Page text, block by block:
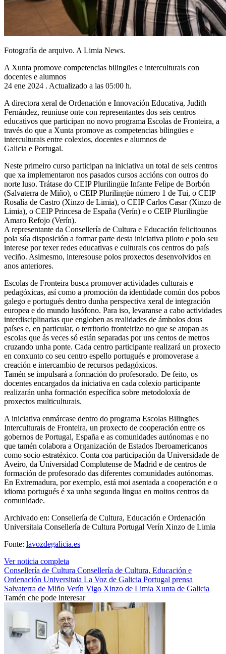
Fotografía de arquivo. A Limia News.
A Xunta promove competencias bilingües e interculturais con
docentes e alumnos
24 ene 2024 . Actualizado a las 05:00 h.
A directora xeral de Ordenación e Innovación Educativa, Judith
Fernández, reuniuse onte con representantes dos seis centros
educativos que participan no novo programa Escolas de Fronteira, a
través do que a Xunta promove as competencias bilingües e
interculturais entre colexios, docentes e alumnos de
Galicia e Portugal.
Neste primeiro curso participan na iniciativa un total de seis centros
que xa implementaron nos pasados cursos accións con outros do
norte luso. Trátase do CEIP Plurilingüe Infante Felipe de Borbón
(Salvaterra de Miño), o CEIP Plurilingüe número 1 de Tui, o CEIP
Rosalía de Castro (Xinzo de Limia), o CEIP Carlos Casar (Xinzo de
Limia), o CEIP Princesa de España (Verín) e o CEIP Plurilingüe
Amaro Refojo (Verín).
A representante da Consellería de Cultura e Educación felicitounos
pola súa disposición a formar parte desta iniciativa piloto e polo seu
interese por texer redes educativas e culturais cos centros do país
veciño. Asimesmo, interesouse polos proxectos desenvolvidos en
anos anteriores.
Escolas de Fronteira busca promover actividades culturais e
pedagóxicas, así como a promoción da identidade común dos pobos
galego e portugués dentro dunha perspectiva xeral de integración
europea e do mundo lusófono. Para iso, levaranse a cabo actividades
interdisciplinarias que engloben as realidades de ámbolos dous
países e, en particular, o territorio fronteirizo no que se atopan as
escolas que ás veces só están separadas por uns centos de metros
cruzando unha ponte. Cada centro participante realizará un proxecto
en conxunto co seu centro espello portugués e promoverase a
creación e intercambio de recursos pedagóxicos.
Tamén se impulsará a formación do profesorado. De feito, os
docentes encargados da iniciativa en cada colexio participante
realizarán unha formación específica sobre metodoloxía de
proxectos multiculturais.
A iniciativa enmárcase dentro do programa Escolas Bilingües
Interculturais de Fronteira, un proxecto de cooperación entre os
gobernos de Portugal, España e as comunidades autónomas e no
que tamén colabora a Organización de Estados Iberoamericanos
como socio estratéxico. Conta coa participación da Universidade de
Aveiro, da Universidad Complutense de Madrid e de centros de
formación de profesorado das diferentes comunidades autónomas.
En Extremadura, por exemplo, está moi asentada a cooperación e o
idioma portugués é xa unha segunda lingua en moitos centros da
comunidade.
Archivado en: Consellería de Cultura, Educación e Ordenación
Universitaia Consellería de Cultura Portugal Verín Xinzo de Limia
Fonte: lavozdegalicia.es
Ver noticia completa
Consellería de Cultura Consellería de Cultura, Educación e
Ordenación Universitaia La Voz de Galicia Portugal prensa
Salvaterra de Miño Verín Vigo Xinzo de Limia Xunta de Galicia
Tamén che pode interesar